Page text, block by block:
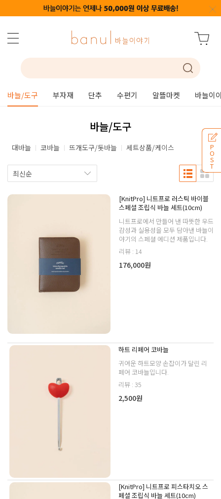
바늘/도구 부자재 단추 수편기 알뜰마켓 바늘이
P
O
S
T
바늘/도구
대바늘 코바늘 뜨개도구/돗바늘 세트상품/케이스
[KnitPro] 니트프로 러스틱 바이블
스페셜 조립식 바늘 세트(10cm)
니트프로에서 만들어 낸 따뜻한 우드
감성과 실용성을 모두 담아낸 바늘이
야기의 스페셜 에디션 제품입니다.
리뷰 : 14
176,000원
하트 리페어 코바늘
귀여운 하트모양 손잡이가 달린 리
페어 코바늘입니다.
리뷰 : 35
2,500원
[KnitPro] 니트프로 피스타치오 스
페셜 조립식 바늘 세트(10cm)